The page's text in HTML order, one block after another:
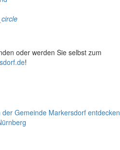
oder werden Sie selbst zum
!